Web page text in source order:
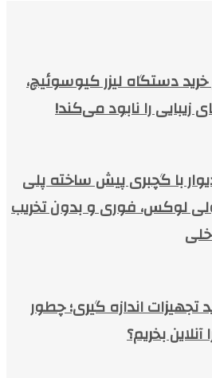
خرید دستگاه لیزر کیوسوئیچ،
زیبایی را نابود می‌کند!
با گچبری پیش ساخته پلی
لوکس، فوری و بدون تخریب
تجهیزات اندازه گیری؛ چطور
آنلاین بخریم؟